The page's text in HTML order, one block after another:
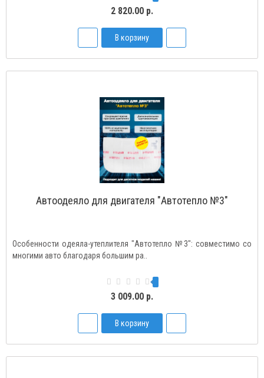
2 820.00 р.
В корзину
Автоодеяло для двигателя "Автотепло №3"
Особенности одеяла-утеплителя "Автотепло №3": совместимо со
многими авто благодаря большим ра..
3 009.00 р.
В корзину